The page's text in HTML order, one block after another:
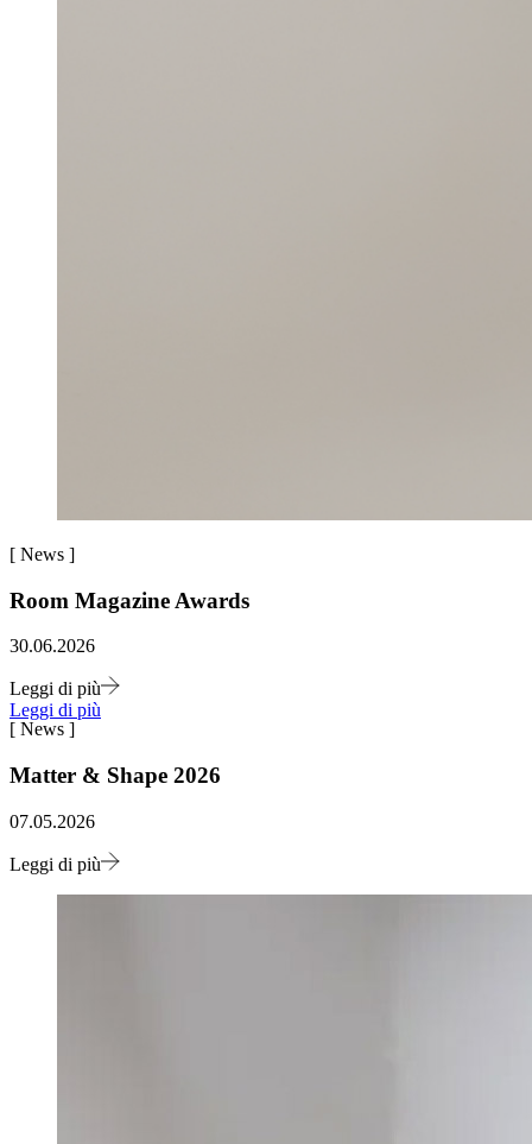
[ News ]
Room Magazine Awards
30.06.2026
Leggi di più
Leggi di più
[ News ]
Matter & Shape 2026
07.05.2026
Leggi di più